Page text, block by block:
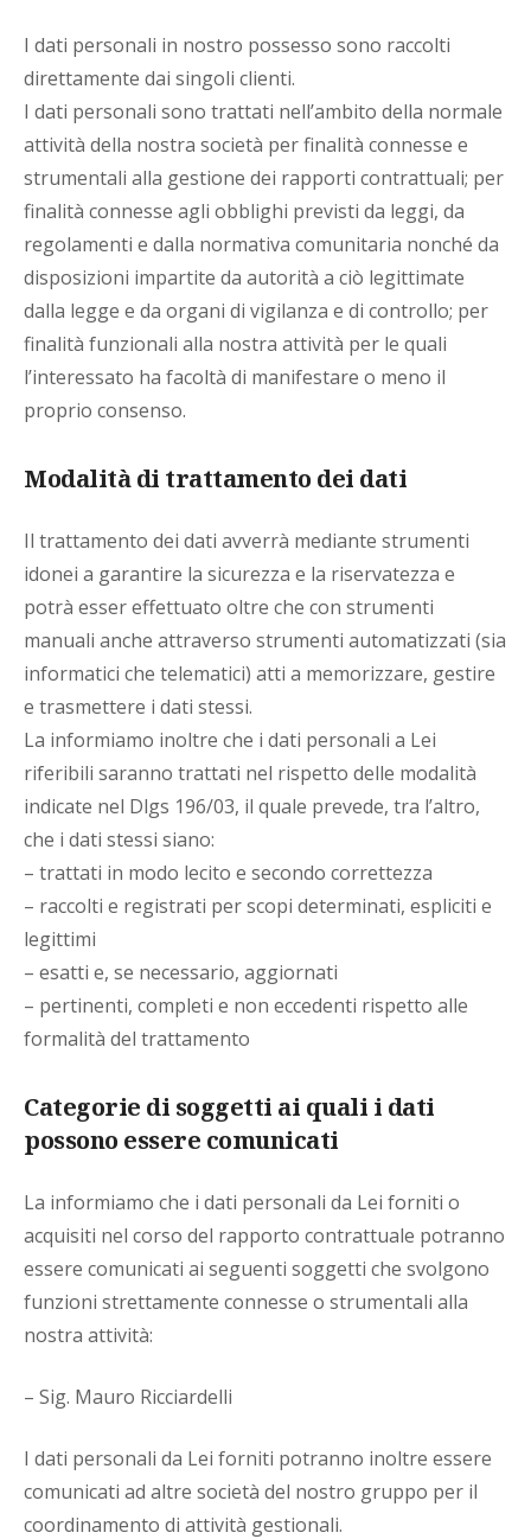
I dati personali in nostro possesso sono raccolti
direttamente dai singoli clienti.
I dati personali sono trattati nell’ambito della normale
attività della nostra società per finalità connesse e
strumentali alla gestione dei rapporti contrattuali; per
finalità connesse agli obblighi previsti da leggi, da
regolamenti e dalla normativa comunitaria nonché da
disposizioni impartite da autorità a ciò legittimate
dalla legge e da organi di vigilanza e di controllo; per
finalità funzionali alla nostra attività per le quali
l’interessato ha facoltà di manifestare o meno il
proprio consenso.
Modalità di trattamento dei dati
Il trattamento dei dati avverrà mediante strumenti
idonei a garantire la sicurezza e la riservatezza e
potrà esser effettuato oltre che con strumenti
manuali anche attraverso strumenti automatizzati (sia
informatici che telematici) atti a memorizzare, gestire
e trasmettere i dati stessi.
La informiamo inoltre che i dati personali a Lei
riferibili saranno trattati nel rispetto delle modalità
indicate nel Dlgs 196/03, il quale prevede, tra l’altro,
che i dati stessi siano:
– trattati in modo lecito e secondo correttezza
– raccolti e registrati per scopi determinati, espliciti e
legittimi
– esatti e, se necessario, aggiornati
– pertinenti, completi e non eccedenti rispetto alle
formalità del trattamento
Categorie di soggetti ai quali i dati
possono essere comunicati
La informiamo che i dati personali da Lei forniti o
acquisiti nel corso del rapporto contrattuale potranno
essere comunicati ai seguenti soggetti che svolgono
funzioni strettamente connesse o strumentali alla
nostra attività:
– Sig. Mauro Ricciardelli
I dati personali da Lei forniti potranno inoltre essere
comunicati ad altre società del nostro gruppo per il
coordinamento di attività gestionali.